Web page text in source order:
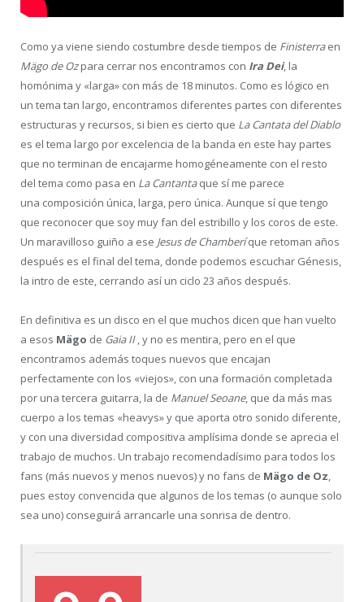
Como ya viene siendo costumbre desde tiempos de Finisterraen
Mägo de Ozpara cerrar nos encontramos con Ira Dei, la
homónima y «larga» con más de 18 minutos. Como es lógico en
un tema tan largo, encontramos diferentes partes con diferentes
estructuras y recursos, si bien es cierto que La Cantata del Diablo
es el tema largo por excelencia de la banda en este hay partes
que no terminan de encajarme homogéneamente con el resto
del tema como pasa en La Cantantaque sí me parece
una composición única, larga, pero única. Aunque sí que tengo
que reconocer que soy muy fan del estribillo y los coros de este.
Un maravilloso guiño a ese Jesus de Chamberíque retoman años
después es el final del tema, donde podemos escuchar Génesis,
la intro de este, cerrando así un ciclo 23 años después.
En definitiva es un disco en el que muchos dicen que han vuelto
a esos Mägo de Gaia II, y no es mentira, pero en el que
encontramos además toques nuevos que encajan
perfectamente con los «viejos», con una formación completada
por una tercera guitarra, la de Manuel Seoane, que da más mas
cuerpo a los temas «heavys» y que aporta otro sonido diferente,
y con una diversidad compositiva amplísima donde se aprecia el
trabajo de muchos. Un trabajo recomendadísimo para todos los
fans (más nuevos y menos nuevos) y no fans de Mägo de Oz,
pues estoy convencida que algunos de los temas (o aunque solo
sea uno) conseguirá arrancarle una sonrisa de dentro.